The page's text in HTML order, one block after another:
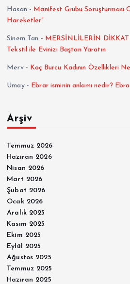
Hasan - Manifest Grubu Soruşturması
Hareketler”
Sinem Tan - MERSİNLİLERİN
Tekstil ile Evinizi Baştan Yaratın
Merv- Koç Burcu Kadının Özellikleri
Umay- Ebrar isminin anlamı nedir?
Arşiv
Temmuz 2026
Haziran 2026
Nisan 2026
Mart 2026
Şubat 2026
Ocak 2026
Aralık 2025
Kasım 2025
Ekim 2025
Eylül 2025
Ağustos 2025
Temmuz 2025
Haziran 2025